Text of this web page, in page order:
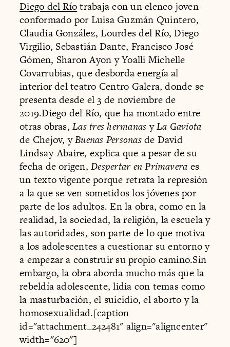
Diego del Ríotrabaja con un elenco joven
conformado por Luisa Guzmán Quintero,
Claudia González, Lourdes del Río, Diego
Virgilio, Sebastián Dante, Francisco José
Gómen, Sharon Ayon y Yoalli Michelle
Covarrubias, que desborda energía al
interior del teatro Centro Galera, donde se
presenta desde el 3 de noviembre de
2019.Diego del Río, que ha montado entre
otras obras,Las tres hermanasyLa Gaviota
de Chejov, yBuenas Personasde David
Lindsay-Abaire, explica que a pesar de su
fecha de origen,Despertar en Primavera es
un texto vigente porque retrata la represión
a la que se ven sometidos los jóvenes por
parte de los adultos. En la obra, como en la
realidad, la sociedad, la religión, la escuela y
las autoridades, son parte de lo que motiva
a los adolescentes a cuestionar su entorno y
a empezar a construir su propio camino.Sin
embargo, la obra aborda mucho más que la
rebeldía adolescente, lidia con temas como
la masturbación, el suicidio, el aborto y la
homosexualidad.[caption
id="attachment_242481" align="aligncenter"
width="620"]